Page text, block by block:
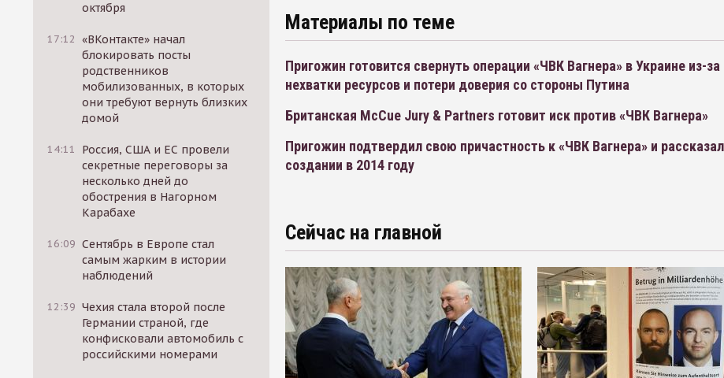
октября
17:12 «ВКонтакте» начал
блокировать посты
родственников
мобилизованных, в которых
они требуют вернуть близких
домой
14:11
Россия, США и ЕС провели
секретные переговоры за
несколько дней до
обострения в Нагорном
Карабахе
16:09 Сентябрь в Европе стал
самым жарким в истории
наблюдений
12:39 Чехия стала второй после
Германии страной, где
конфисковали автомобиль с
российскими номерами
Материалы по теме
Пригожин готовится свернуть операции «ЧВК Вагнера» в Украине из-за
нехватки ресурсов и потери доверия со стороны Путина
Британская McCue Jury & Partners готовит иск против «ЧВК Вагнера»
Пригожин подтвердил свою причастность к «ЧВК Вагнера» и
создании в 2014 году
Сейчас на главной